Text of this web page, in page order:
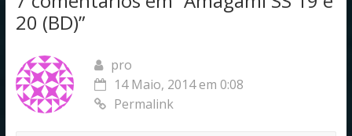
20 (BD)”
pro
14 Maio, 2014 em 0:08
Permalink